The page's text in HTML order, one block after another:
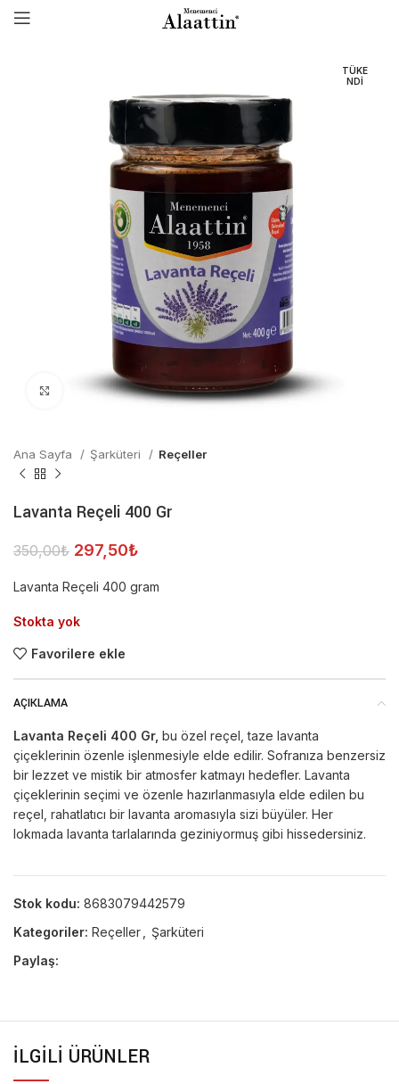
TÜKE
NDI
Click to enlarge
Ana Sayfa Şarküteri Reçeller
Lavanta Reçeli 400 Gr
350,00₺ 297,50₺
Lavanta Reçeli 400 gram
Stokta yok
Favorilere ekle
AÇIKLAMA
Lavanta Reçeli 400 Gr, bu özel reçel, taze lavanta
çiçeklerinin özenle işlenmesiyle elde edilir. Sofranıza benzersiz
bir lezzet ve mistik bir atmosfer katmayı hedefler. Lavanta
çiçeklerinin seçimi ve özenle hazırlanmasıyla elde edilen bu
reçel, rahatlatıcı bir lavanta aromasıyla sizi büyüler. Her
lokmada lavanta tarlalarında geziniyormuş gibi hissedersiniz.
Stok kodu: 8683079442579
Kategoriler: Reçeller
Şarküteri
Paylaş:
İLGILI ÜRÜNLER